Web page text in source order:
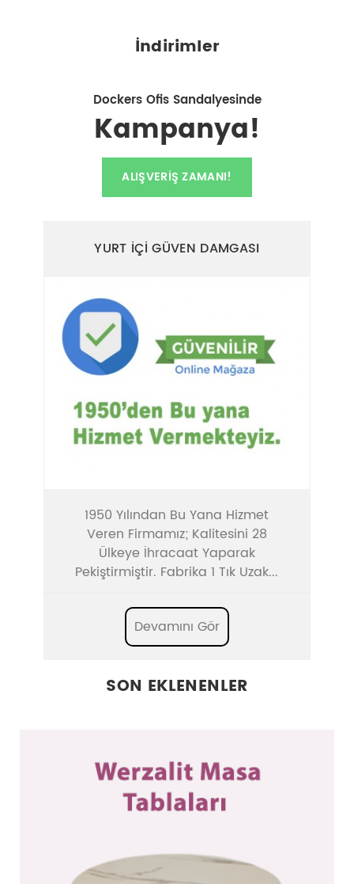
İndirimler
Dockers Ofis Sandalyesinde
Kampanya!
ALIŞVERIŞ ZAMANI!
YURT İÇİ GÜVEN DAMGASI
1950 Yılından Bu Yana Hizmet
Veren Firmamız; Kalitesini 28
Ülkeye İhracaat Yaparak
Pekiştirmiştir. Fabrika 1 Tık Uzak...
Devamını Gör
SON EKLENENLER